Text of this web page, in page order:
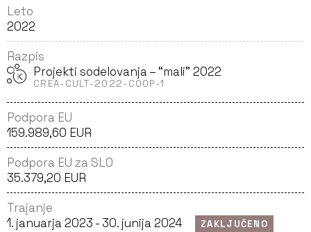
Leto
2022
Razpis
Projekti sodelovanja – “mali” 2022
CREA-CULT-2022-COOP-1
Podpora EU
159.989,60 EUR
Podpora EU za SLO
35.379,20 EUR
Trajanje
1. januarja 2023 - 30. junija 2024
ZAKLJUČENO